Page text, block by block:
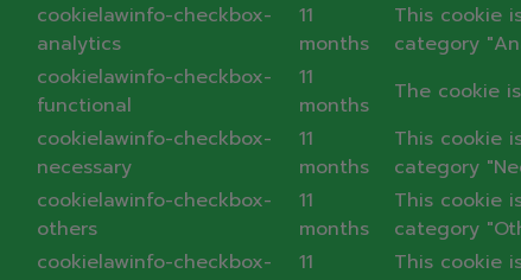
cookielawinfo-checkbox-
analytics
11
months
This cookie
category
cookielawinfo-checkbox-
functional
11
months
The cookie
cookielawinfo-checkbox-
necessary
11
months
This cookie
category
cookielawinfo-checkbox-
others
11
months
This cookie
category
cookielawinfo-checkbox-
11
This cookie